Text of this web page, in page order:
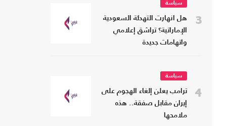
3
سياسة
هل انهارت التهدئة السعودية
الإماراتية؟ تراشق إعلامي
واتهامات جديدة
4
سياسة
ترامب يعلن إلغاء الهجوم على
إيران مقابل صفقة.. هذه
ملامحها